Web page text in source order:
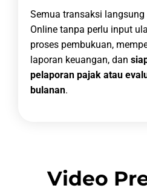
Semua transaksi
Online tanpa perlu input
proses pembukuan,
laporan keuangan, dan
pelaporan pajak atau
bulanan.
Video